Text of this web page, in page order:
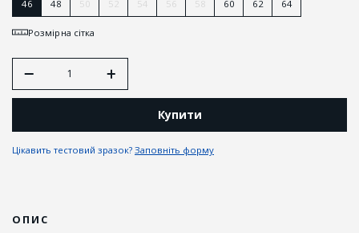
46 48 50 52 54 56 58 60 62 64
Розмірна сітка
Купити
Цікавить тестовий зразок? Заповніть форму
ОПИС